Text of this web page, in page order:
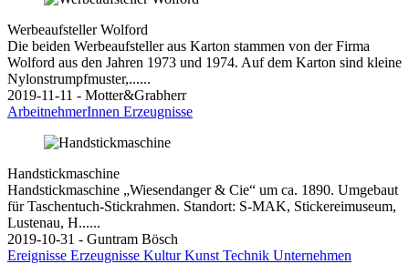
Werbeaufsteller Wolford
Die beiden Werbeaufsteller aus Karton stammen von der Firma
Wolford aus den Jahren 1973 und 1974. Auf dem Karton sind kleine
Nylonstrumpfmuster,......
2019-11-11 - Motter&Grabherr
ArbeitnehmerInnen Erzeugnisse
Handstickmaschine
Handstickmaschine „Wiesendanger & Cie“ um ca. 1890. Umgebaut
für Taschentuch-Stickrahmen. Standort: S-MAK, Stickereimuseum,
Lustenau, H......
2019-10-31 - Guntram Bösch
Ereignisse Erzeugnisse KulturKunst Technik Unternehmen